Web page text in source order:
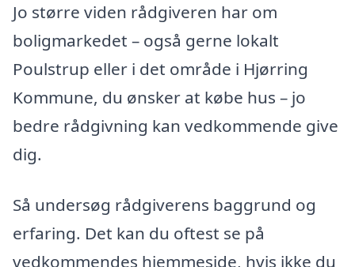
Jo større viden rådgiveren har om
boligmarkedet – også gerne lokalt
Poulstrup eller i det område i Hjørring
Kommune, du ønsker at købe hus – jo
bedre rådgivning kan vedkommende give
dig.
Så undersøg rådgiverens baggrund og
erfaring. Det kan du oftest se på
vedkommendes hjemmeside, hvis ikke du